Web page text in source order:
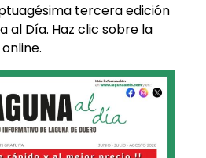
tercera edición
al Día. Haz clic sobre la